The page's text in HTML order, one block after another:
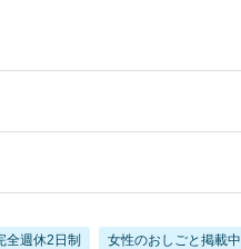
全週休2日制 女性のおしごと掲載中